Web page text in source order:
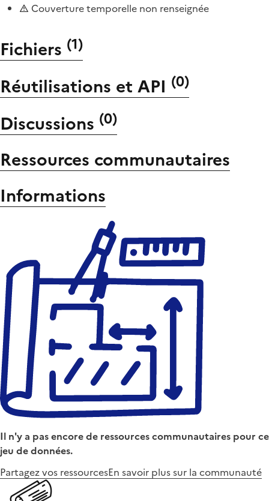
Couverture temporelle non renseignée
Fichiers (1)
Réutilisations et API (0)
Discussions (0)
Ressources communautaires
Informations
Il n'y a pas encore de ressources communautaires pour ce
jeu de données.
Partagez vos ressourcesEn savoir plus sur la communauté